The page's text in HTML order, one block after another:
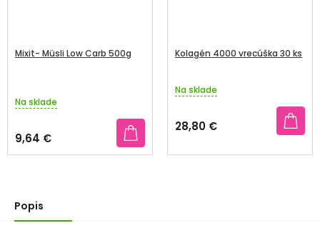
Mixit- Müsli Low Carb 500g
Na sklade
9,64 €
Kolagén 4000 vrecúška 30 ks
Priemerné
produktu
je
z
Na sklade
28,80 €
Popis